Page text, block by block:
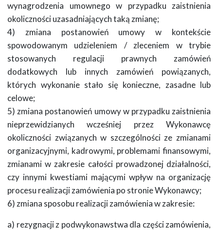
wynagrodzenia umownego w przypadku zaistnienia
okoliczności uzasadniających taką zmianę;
4) zmiana postanowień umowy w kontekście
spowodowanym udzieleniem / zleceniem w trybie
stosowanych regulacji prawnych zamówień
dodatkowych lub innych zamówień powiązanych,
których wykonanie stało się konieczne, zasadne lub
celowe;
5) zmiana postanowień umowy w przypadku zaistnienia
nieprzewidzianych wcześniej przez Wykonawcę
okoliczności związanych w szczególności ze zmianami
organizacyjnymi, kadrowymi, problemami finansowymi,
zmianami w zakresie całości prowadzonej działalności,
czy innymi kwestiami mającymi wpływ na organizację
procesu realizacji zamówienia po stronie Wykonawcy;
6) zmiana sposobu realizacji zamówienia w zakresie:
a) rezygnacji z podwykonawstwa dla części zamówienia,